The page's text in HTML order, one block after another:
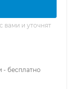
вами и уточнят
- бесплатно